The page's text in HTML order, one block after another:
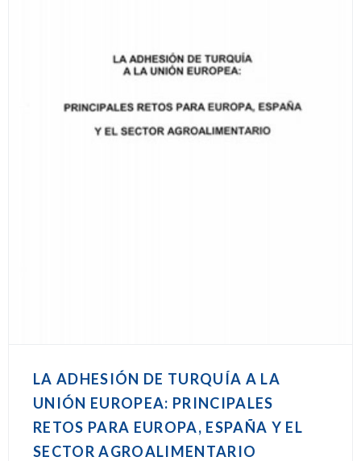
LA ADHESIÓN DE TURQUÍA A LA
UNIÓN EUROPEA: PRINCIPALES
RETOS PARA EUROPA, ESPAÑA Y EL
SECTOR AGROALIMENTARIO